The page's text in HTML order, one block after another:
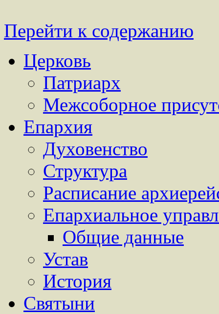
Перейти к содержанию
Церковь
Патриарх
Межсоборное
Епархия
Духовенство
Структура
Расписание
Епархиальное
Общие данные
Устав
История
Святыни